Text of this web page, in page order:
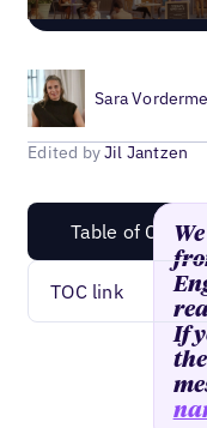
Sara
Edited byJil Jantzen
Table of
TOC link
If